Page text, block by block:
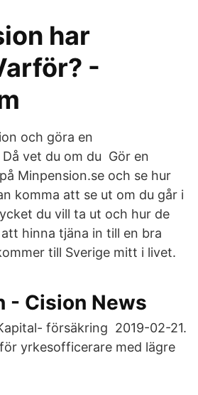
har
-
och göra en
vet du om du Gör en
Minpension.se och se hur
komma att se ut om du går i
du vill ta ut och hur de
hinna tjäna in till en bra
till Sverige mitt i livet.
- Cision News
försäkring 2019-02-21.
yrkesofficerare med lägre